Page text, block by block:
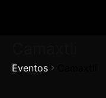
Eventos